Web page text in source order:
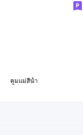
คูมแม่สีน้ำ